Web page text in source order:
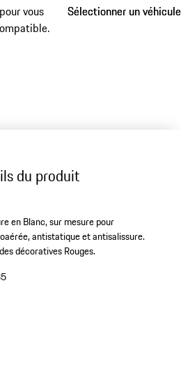
vous
Sélectionner un véhicule
Sélectionner un véhicule
du produit
en Blanc, sur mesure pour
antistatique et antisalissure.
décoratives Rouges.